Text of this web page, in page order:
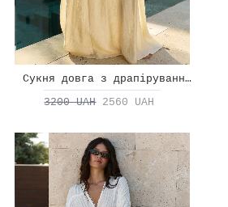
Сукня довга з драпіруванням на талії
3200 UAH 2560 UAH